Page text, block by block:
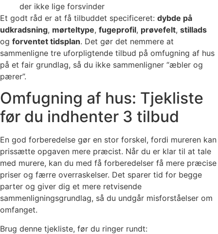
der ikke lige forsvinder
Et godt råd er at få tilbuddet specificeret: dybde på
udkradsning, mørteltype, fugeprofil, prøvefelt, stillads
og forventet tidsplan. Det gør det nemmere at
sammenligne tre uforpligtende tilbud på omfugning af hus
på et fair grundlag, så du ikke sammenligner “æbler og
pærer”.
Omfugning af hus: Tjekliste
før du indhenter 3 tilbud
En god forberedelse gør en stor forskel, fordi mureren kan
prissætte opgaven mere præcist. Når du er klar til at tale
med murere, kan du med få forberedelser få mere præcise
priser og færre overraskelser. Det sparer tid for begge
parter og giver dig et mere retvisende
sammenligningsgrundlag, så du undgår misforståelser om
omfanget.
Brug denne tjekliste, før du ringer rundt: